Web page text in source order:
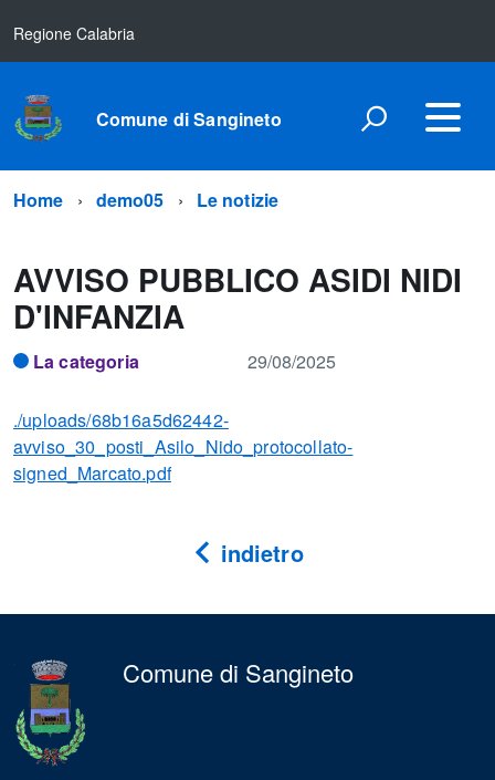
Regione Calabria
Comune di Sangineto
Home demo05 Le notizie
AVVISO PUBBLICO ASIDI NIDI
D'INFANZIA
La categoria 29/08/2025
./uploads/68b16a5d62442-
avviso_30_posti_Asilo_Nido_protocollato-
signed_Marcato.pdf
indietro
Comune di Sangineto